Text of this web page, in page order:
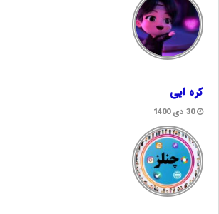
کره ایی
30 دی 1400